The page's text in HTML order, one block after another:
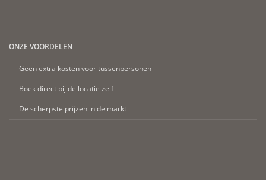
ONZE VOORDELEN
Geen extra kosten voor tussenpersonen
Boek direct bij de locatie zelf
De scherpste prijzen in de markt